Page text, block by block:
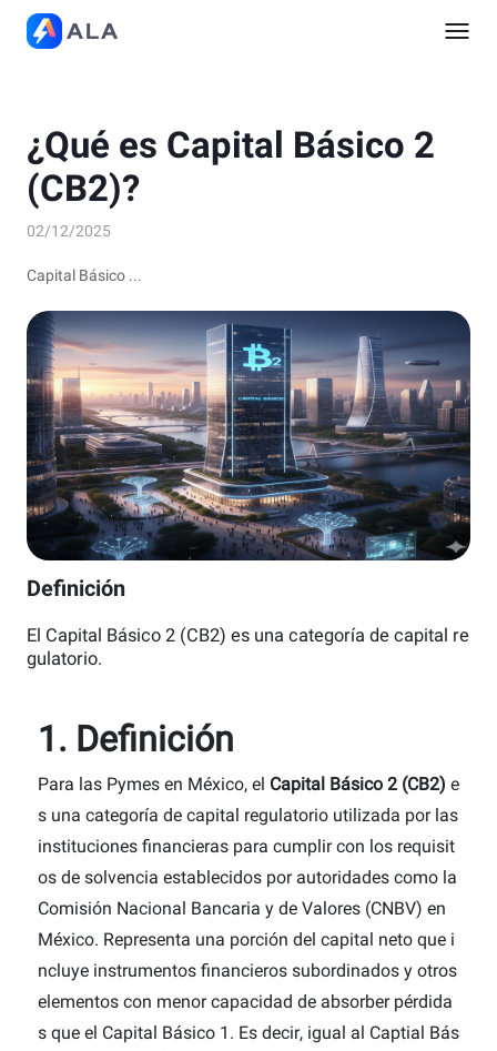
¿Qué es Capital Básico 2
(CB2)?
02/12/2025
Capital Básico ...
Definición
El Capital Básico 2 (CB2) es una categoría de capital re
gulatorio.
1. Definición
Para las Pymes en México, el Capital Básico 2 (CB2) e
s una categoría de capital regulatorio utilizada por las
instituciones financieras para cumplir con los requisit
os de solvencia establecidos por autoridades como la
Comisión Nacional Bancaria y de Valores (CNBV) en
México. Representa una porción del capital neto que i
ncluye instrumentos financieros subordinados y otros
elementos con menor capacidad de absorber pérdida
s que el Capital Básico 1. Es decir, igual al Captial Bás